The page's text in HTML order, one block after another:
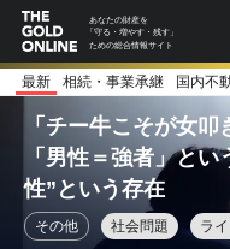
あなたの財産を
「守る・増やす・残す」
ための総合情報サイト
最新 相続・事業承継 国内不
「チー牛こそが女
「男性＝強者」と
性”という存在
その他 社会問題 ラ